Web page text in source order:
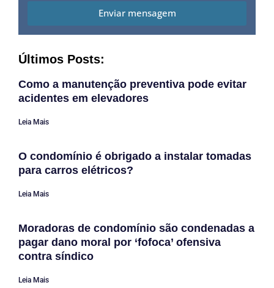
Enviar mensagem
Últimos Posts:
Como a manutenção preventiva pode evitar
acidentes em elevadores
Leia Mais
O condomínio é obrigado a instalar tomadas
para carros elétricos?
Leia Mais
Moradoras de condomínio são condenadas a
pagar dano moral por ‘fofoca’ ofensiva
contra síndico
Leia Mais